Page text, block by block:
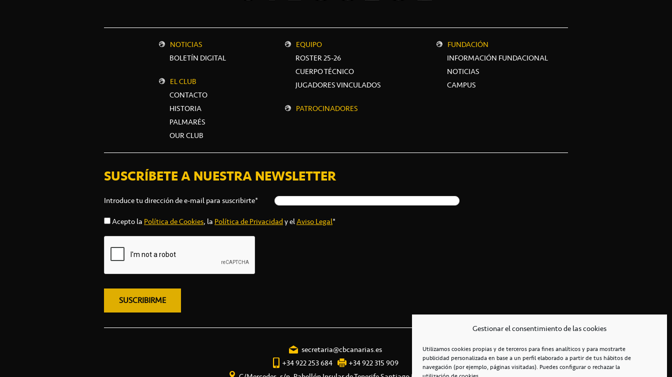
Gestionar el consentimiento de las cookies
Utilizamos cookies propias y de terceros para fines analíticos y para mostrarte
publicidad personalizada en base a un perfil elaborado a partir de tus hábitos de
navegación (por ejemplo, páginas visitadas). Puedes configurar o rechazar la
NOTICIAS
BOLETÍN DIGITAL
EL CLUB
CONTACTO
HISTORIA
PALMARÉS
OUR CLUB
EQUIPO
ROSTER 25-26
CUERPO TÉCNICO
JUGADORES VINCULADOS
PATROCINADORES
FUNDACIÓN
INFORMACIÓN FUNDACIONAL
NOTICIAS
CAMPUS
SUSCRÍBETE A NUESTRA NEWSLETTER
Introduce tu dirección de e-mail para suscribirte*
Acepto la Política de Cookies, la Política de Privacidady elAviso Legal*
secretaria@cbcanarias.es
+34 922 253 684
+34 922 315 909